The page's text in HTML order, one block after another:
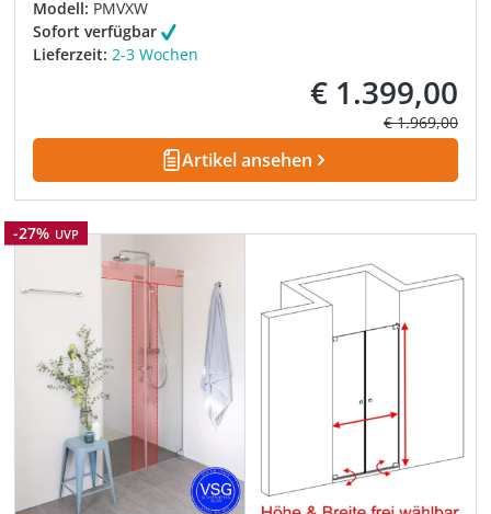
Modell: PMVXW
Sofort verfügbar
Lieferzeit: 2-3 Wochen
Verkaufspreis:
€ 1.399,00
Regulärer
€ 1.969,00
Artikel ansehen
Rabatt
-27% UVP